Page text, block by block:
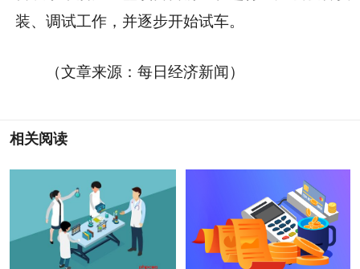
装、调试工作，并逐步开始试车。
（文章来源：每日经济新闻）
相关阅读